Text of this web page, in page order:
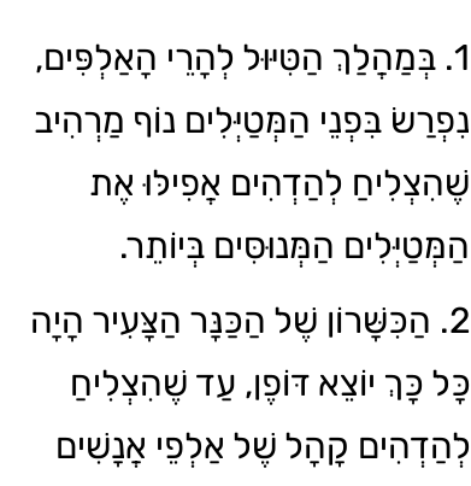
1. בְּמַהֲלַךְ הַטִּיּוּל לְהָרֵי הָאַלְפִּים,
נִפְרַשׂ בִּפְנֵי הַמְּטַיְּלִים נוֹף מַרְהִיב
שֶׁהִצְלִיחַ לְהַדְהִים אֲפִילּוּ אֶת
הַמְּטַיְּלִים הַמְּנוּסִּים בְּיוֹתֵר.
2. הַכִּשָּׁרוֹן שֶׁל הַכַּנָּר הַצָּעִיר הָיָה
כָּל כָּךְ יוֹצֵא דּוֹפֶן, עַד שֶׁהִצְלִיחַ
לְהַדְהִים קָהָל שֶׁל אַלְפֵי אֲנָשִׁים